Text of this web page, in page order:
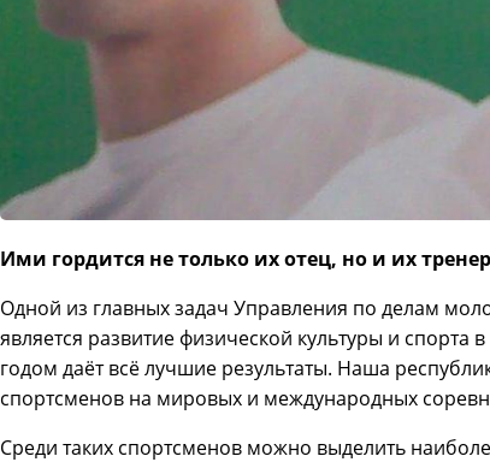
Ими гордится не только их отец, но и их
Одной из главных задач Управления по делам
является развитие физической культуры и
годом даёт всё лучшие результаты. Наша
спортсменов на мировых и международных
Среди таких спортсменов можно выделить